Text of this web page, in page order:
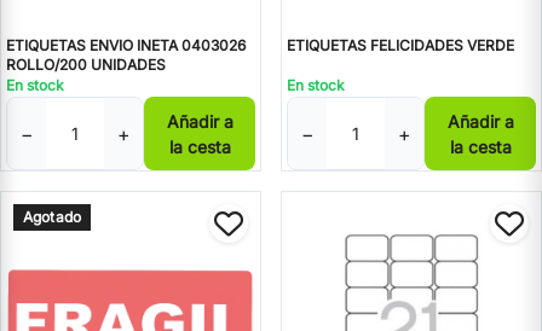
ETIQUETAS ENVIO INETA 0403026
ROLLO/200 UNIDADES
En stock
− +
Añadir a
la cesta
ETIQUETAS FELICIDADES VERDE
En stock
− +
Añadir a
la cesta
Agotado